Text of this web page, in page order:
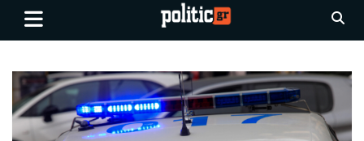
Skip
Ειδήσεις απο τη
Θεσσαλονίκη, την Ελλάδα και
όλο τον Κόσμο
politic.gr